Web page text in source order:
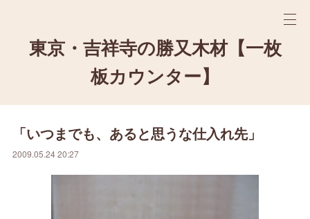
東京・吉祥寺の勝又木材【一枚
板カウンター】
「いつまでも、あると思うな仕入れ先」
2009.05.24 20:27